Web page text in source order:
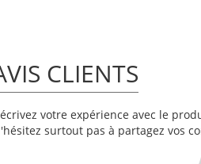
CLIENTS
votre expérience avec le
surtout pas à partagez vos